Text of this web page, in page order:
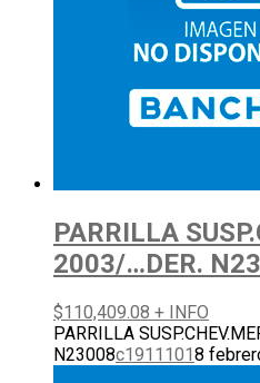
PARRILLA
2003/…DER.
$110,409.08 + INFO
PARRILLA
N23008c19111018